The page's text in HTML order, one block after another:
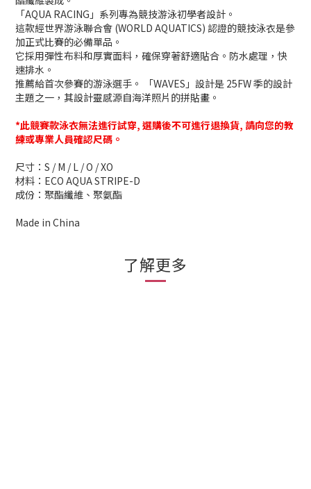
「AQUA RACING」系列專為競技游泳初學者設計。
這款經世界游泳聯合會 (WORLD AQUATICS) 認證的競技泳衣是參
加正式比賽的必備單品。
它採用彈性布料和厚實面料，確保穿著舒適貼合。防水處理，快
速排水。
推薦給首次參賽的游泳選手。 「WAVES」設計是 25FW 季的設計
主題之一，其設計靈感源自海洋照片的拼貼畫。
*此競賽款泳衣無法進行試穿, 選購後不可進行退換貨, 請向您的教
練或專業人員確認尺碼。
尺寸：S / M / L / O / XO
材料：ECO AQUA STRIPE-D
成份：聚酯纖維、聚氨酯
Made in China
了解更多